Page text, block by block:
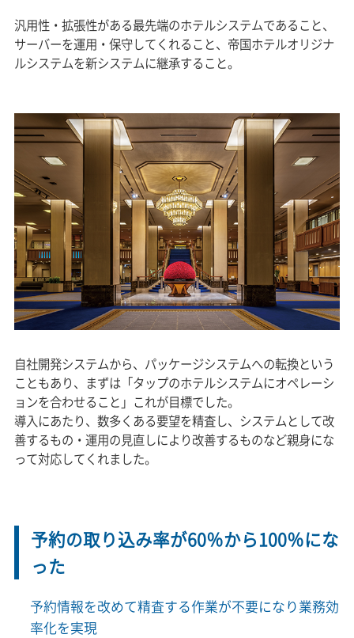
汎用性・拡張性がある最先端のホテルシステムであること、
サーバーを運用・保守してくれること、帝国ホテルオリジナ
ルシステムを新システムに継承すること。
自社開発システムから、パッケージシステムへの転換という
こともあり、まずは「タップのホテルシステムにオペレーシ
ョンを合わせること」これが目標でした。
導入にあたり、数多くある要望を精査し、システムとして改
善するもの・運用の見直しにより改善するものなど親身にな
って対応してくれました。
予約の取り込み率が60％から100％にな
った
予約情報を改めて精査する作業が不要になり業務効
率化を実現